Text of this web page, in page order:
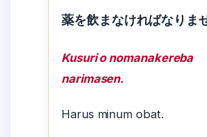
薬を飲まなければなりま
Kusuri o nomanakereba
narimasen.
Harus minum obat.